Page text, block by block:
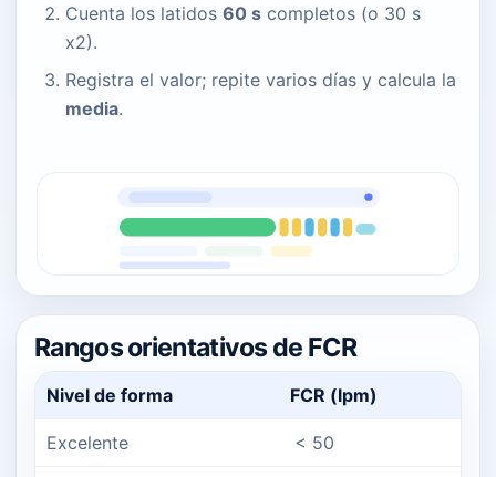
Cuenta los latidos 60 s completos (o 30 s
x2).
Registra el valor; repite varios días y calcula la
media.
Rangos orientativos de FCR
Nivel de forma FCR (lpm)
Excelente < 50